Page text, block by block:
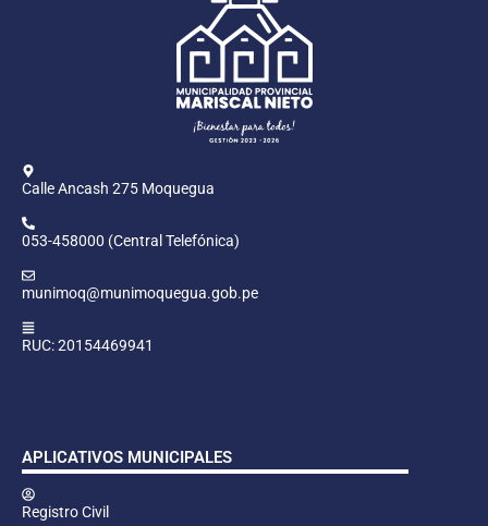
Calle Ancash 275 Moquegua
053-458000 (Central Telefónica)
munimoq@munimoquegua.gob.pe
RUC: 20154469941
APLICATIVOS MUNICIPALES
Registro Civil